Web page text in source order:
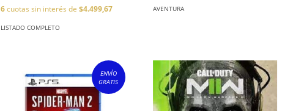
6cuotas sin interés de $4.499,67
LISTADO COMPLETO
AVENTURA
ENVÍO
GRATIS